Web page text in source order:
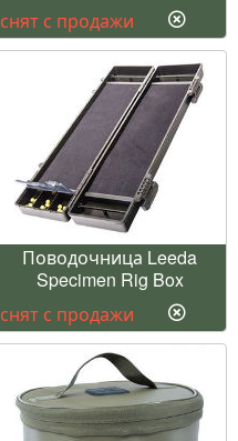
снят с продажи
Поводочница Leeda
Specimen Rig Box
снят с продажи